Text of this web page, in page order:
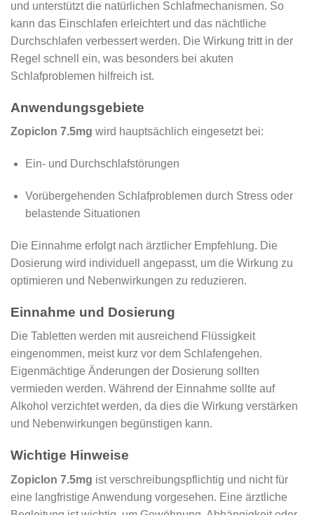
und unterstützt die natürlichen Schlafmechanismen. So
kann das Einschlafen erleichtert und das nächtliche
Durchschlafen verbessert werden. Die Wirkung tritt in der
Regel schnell ein, was besonders bei akuten
Schlafproblemen hilfreich ist.
Anwendungsgebiete
Zopiclon 7.5mg wird hauptsächlich eingesetzt bei:
Ein- und Durchschlafstörungen
Vorübergehenden Schlafproblemen durch Stress oder
belastende Situationen
Die Einnahme erfolgt nach ärztlicher Empfehlung. Die
Dosierung wird individuell angepasst, um die Wirkung zu
optimieren und Nebenwirkungen zu reduzieren.
Einnahme und Dosierung
Die Tabletten werden mit ausreichend Flüssigkeit
eingenommen, meist kurz vor dem Schlafengehen.
Eigenmächtige Änderungen der Dosierung sollten
vermieden werden. Während der Einnahme sollte auf
Alkohol verzichtet werden, da dies die Wirkung verstärken
und Nebenwirkungen begünstigen kann.
Wichtige Hinweise
Zopiclon 7.5mg ist verschreibungspflichtig und nicht für
eine langfristige Anwendung vorgesehen. Eine ärztliche